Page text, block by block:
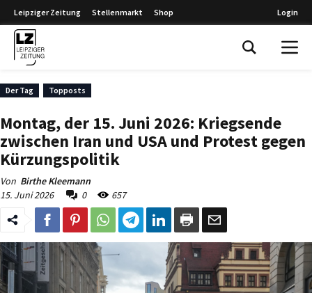
Leipziger Zeitung Stellenmarkt Shop Login
Der Tag Topposts
Montag, der 15. Juni 2026: Kriegsende
zwischen Iran und USA und Protest gegen
Kürzungspolitik
Von Birthe Kleemann
15. Juni 2026
0 657